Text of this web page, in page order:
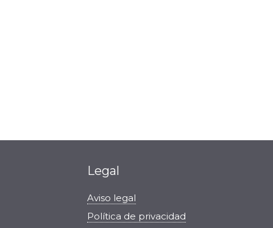
Legal
Aviso legal
Política de privacidad